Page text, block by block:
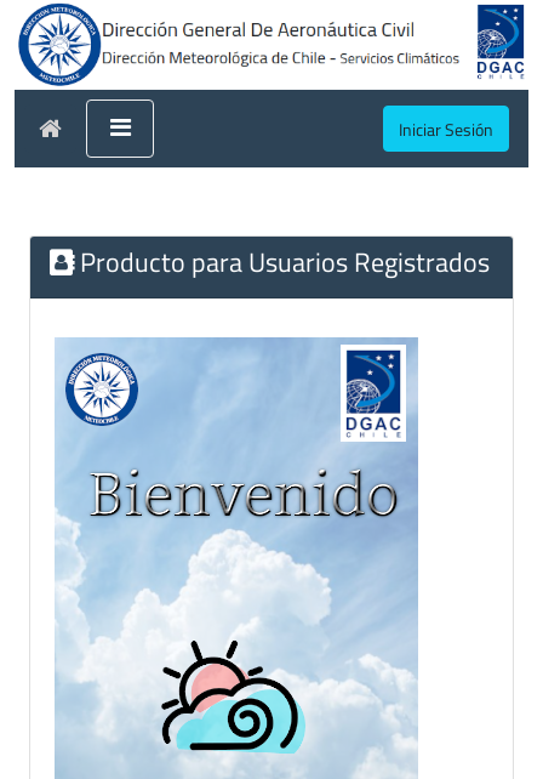
Iniciar Sesión
Producto para Usuarios Registrados